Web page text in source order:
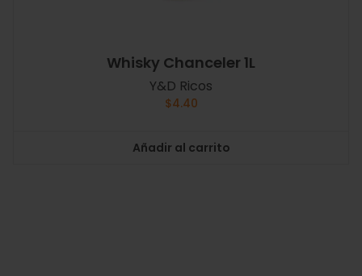
Whisky Chanceler 1L
Y&D Ricos
$4.40
Añadir al carrito